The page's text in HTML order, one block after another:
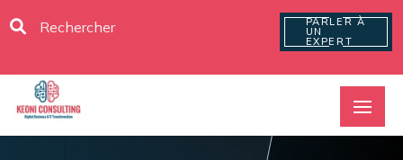
PARLER À
UN
EXPERT